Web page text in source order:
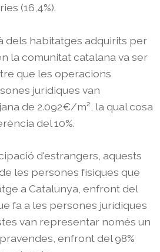
(16,4%).
dels habitatges adquirits per
la comunitat catalana va ser
que les operacions
jurídiques van
de 2.092€/m², la qual cosa
del 10%.
d'estrangers, aquests
les persones físiques que
a Catalunya, enfront del
fa a les persones jurídiques
van representar només un
enfront del 98%